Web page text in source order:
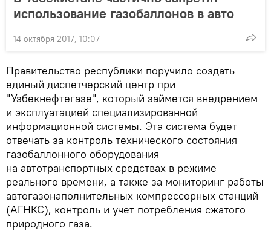
использование газобаллонов в авто
14 октября 2017, 10:07
Правительство республики поручило создать
единый диспетчерский центр при
"Узбекнефтегазе", который займется внедрением
и эксплуатацией специализированной
информационной системы. Эта система будет
отвечать за контроль технического состояния
газобаллонного оборудования
на автотранспортных средствах в режиме
реального времени, а также за мониторинг работы
автогазонаполнительных компрессорных станций
(АГНКС), контроль и учет потребления сжатого
природного газа.